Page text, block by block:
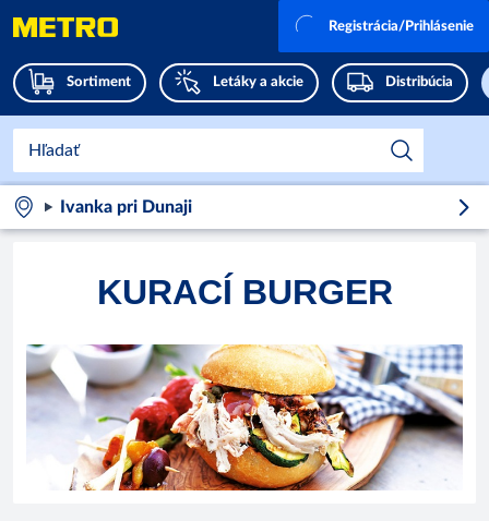
Sortiment Letáky a akcie Distribúcia
Registrácia/Prihlásenie
Ivanka pri Dunaji
KURACÍ BURGER